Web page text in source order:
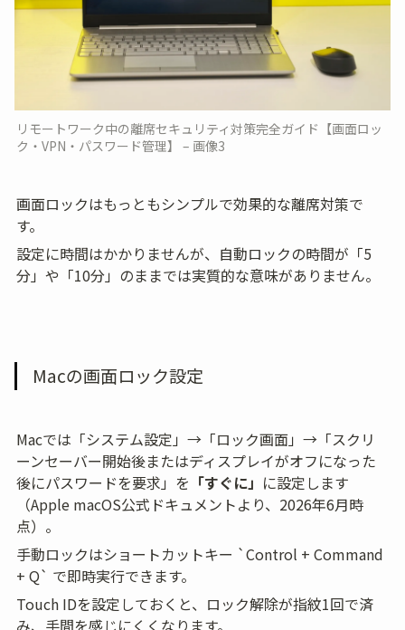
リモートワーク中の離席セキュリティ対策完全ガイド【画面ロッ
ク・VPN・パスワード管理】 – 画像3
画面ロックはもっともシンプルで効果的な離席対策で
す。
設定に時間はかかりませんが、自動ロックの時間が「5
分」や「10分」のままでは実質的な意味がありません。
Macの画面ロック設定
Macでは「システム設定」→「ロック画面」→「スクリ
ーンセーバー開始後またはディスプレイがオフになった
後にパスワードを要求」を 「すぐに」 に設定します
（Apple macOS公式ドキュメントより、2026年6月時
点）。
手動ロックはショートカットキー `Control + Command
+ Q` で即時実行できます。
Touch IDを設定しておくと、ロック解除が指紋1回で済
み、手間を感じにくくなります。